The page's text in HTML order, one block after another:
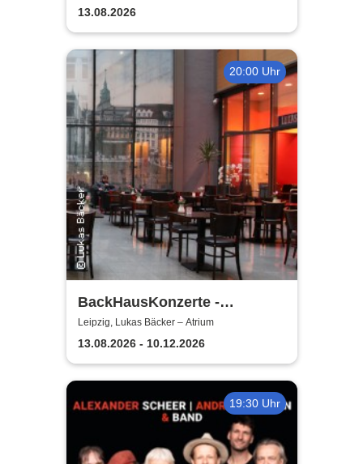
Motto: Wir lachen, weil wir
weinen
13.08.2026
20:00 Uhr
BackHausKonzerte -
Kammermusik mit der
Sinfonia Leipzig
Leipzig, Lukas Bäcker – Atrium
13.08.2026 - 10.12.2026
19:30 Uhr